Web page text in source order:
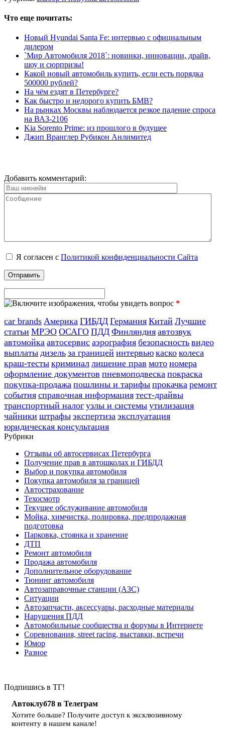
Что еще почитать:
Новый Hyundai Santa Fe: интервью с официальным
дилером
`Мир Автомобиля 2018`: новинки, инновации, драйв,
шоу и сюрпризы!
Какой новый автомобиль купить, если есть порядка
500000 рублей?
На чём ездят в Петербурге?
Как быстро и недорого купить БМВ?
На рынках Москвы наблюдается резкое падение спроса
на ВАЗ-2106
Kia Sorento Prime: из прошлого в будущее
Джип Вранглер Рубикон Анлимитед
Добавить комментарий:
Я согласен с Политикой конфиденциальности Сайта
*
car brands Америка ГИБДД Германия Китай Лучшие
статьи МРЭО ОСАГО ПДД Финляндия автозвук
автомойка автосервис аэрография безопасность видео
выплаты дизель за границей интервью каско колеса
краш-тесты криминал лишение прав мото номера
оформление документов пневмоподвеска покраска
покупка-продажа пошлины и тарифы прокачка ремонт
события справочная информация тест-драйвы
транспортный налог узлы и системы утилизация
чайники штрафы экспертиза эксплуатация
юридическая консультация
Рубрики
Отзывы об автосервисах Петербурга
Получение прав в автошколах и ГИБДД
Выбор и покупка автомобиля
Покупка автомобиля за границей
Автострахование
Техосмотр
Текущее обслуживание автомобиля
Мойка, химчистка, полировка, предпродажная
подготовка
Парковка, стоянка и хранение
ДТП
Ремонт автомобиля
Продажа автомобиля
Дополнительное оборудование
Тюнинг автомобиля
Автозаправочные станции (АЗС)
Ситуации
Автозапчасти, аксессуары, расходные материалы
Нарушения ПДД
Автомобильные сообщества и форумы в Интернете
Соревнования, street racing, выставки, встречи
Юмор
Разное
Подпишись в ТГ!
Автоклуб78 в Телеграм
Хотите больше? Получите доступ к эксклюзивному
контенту в нашем канале!